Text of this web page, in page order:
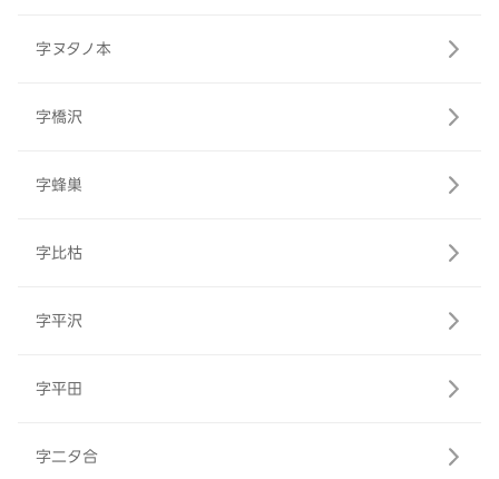
字ヌタノ本
字橋沢
字蜂巣
字比枯
字平沢
字平田
字二タ合